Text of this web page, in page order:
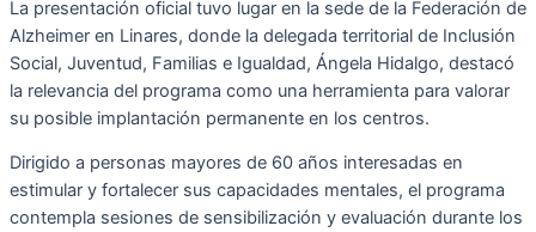
La presentación oficial tuvo lugar en la sede de la Federación de
Alzheimer en Linares, donde la delegada territorial de Inclusión
Social, Juventud, Familias e Igualdad, Ángela Hidalgo, destacó
la relevancia del programa como una herramienta para valorar
su posible implantación permanente en los centros.
Dirigido a personas mayores de 60 años interesadas en
estimular y fortalecer sus capacidades mentales, el programa
contempla sesiones de sensibilización y evaluación durante los